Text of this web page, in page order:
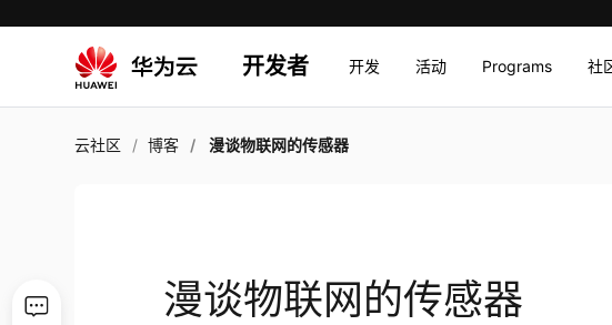
开发者 开发 活动 Programs 社
云社区 博客 漫谈物联网的传感器
漫谈物联网的传感器